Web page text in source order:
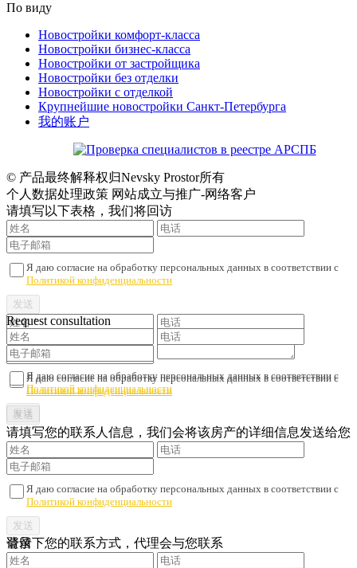
По виду
Новостройки комфорт-класса
Новостройки бизнес-класса
Новостройки от застройщика
Новостройки без отделки
Новостройки с отделкой
Крупнейшие новостройки Санкт-Петербурга
我的账户
© 产品最终解释权归Nevsky Prostor所有
个人数据处理政策 网站成立与推广-网络客户
请填写以下表格，我们将回访
Я даю согласие на обработку персональных данных в соответствии с
Политикой конфиденциальности
Request consultation
Я даю согласие на обработку персональных данных в соответствии с
Политикой конфиденциальности
Я даю согласие на обработку персональных данных в соответствии с
Политикой конфиденциальности
请填写您的联系人信息，我们会将该房产的详细信息发送给您
Я даю согласие на обработку персональных данных в соответствии с
Политикой конфиденциальности
请留下您的联系方式，代理会与您联系
登录